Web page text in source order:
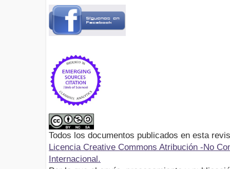
Todos los documentos publicados en esta
Licencia Creative Commons Atribución -No
Internacional.